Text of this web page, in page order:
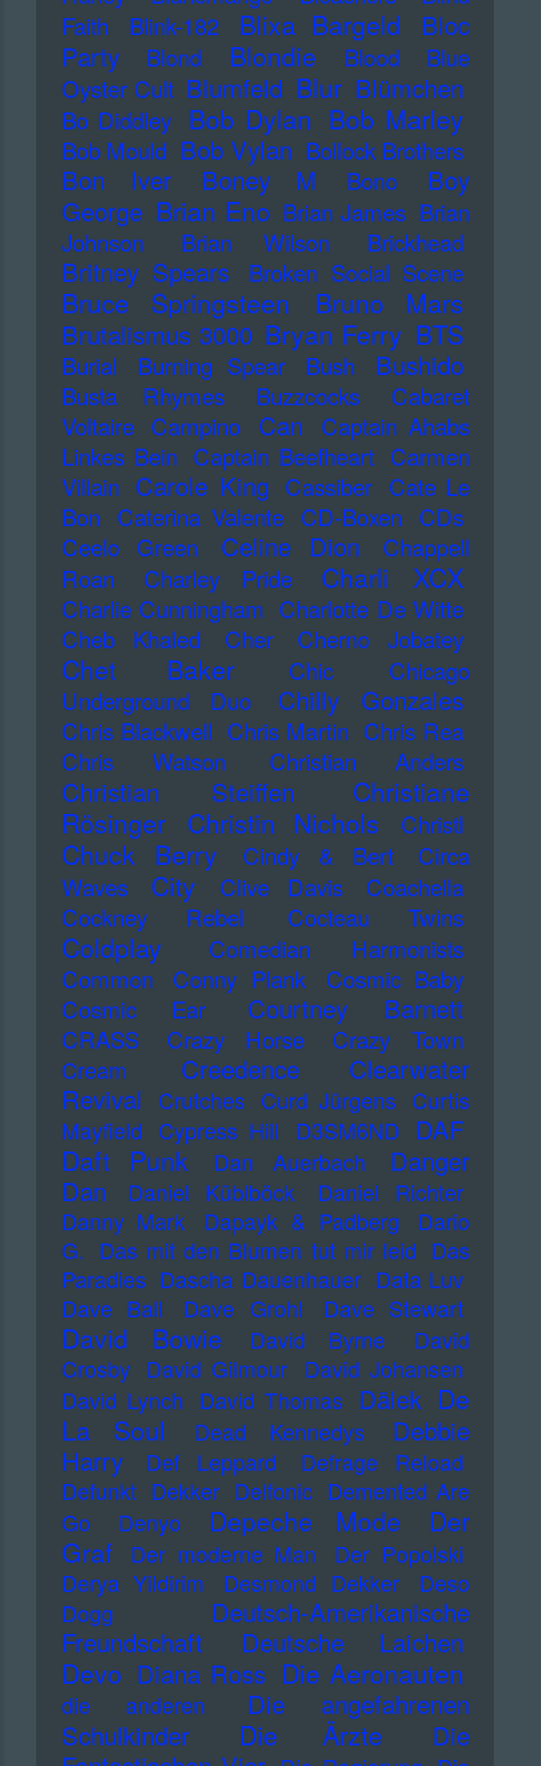
Faith
Blink-182 Blixa Bargeld
Bloc
Party
Blond Blondie Blood
Blue
Oyster Cult Blumfeld Blur Blümchen
Bo Diddley Bob Dylan Bob Marley
Bob Mould Bob Vylan Bollock Brothers
Bon Iver Boney M Bono
Boy
George Brian Eno Brian James Brian
Johnson
Brian Wilson Brickhead
Britney Spears Broken Social Scene
Bruce Springsteen Bruno Mars
Brutalismus 3000 Bryan Ferry BTS
Burial Burning Spear Bush Bushido
Busta Rhymes Buzzcocks
Cabaret
Voltaire Campino Can
Captain Ahabs
Linkes Bein Captain Beefheart Carmen
Villain Carole King Cassiber Cate Le
Bon
Caterina Valente CD-Boxen
CDs
Ceelo Green
Celine Dion
Chappell
Roan
Charley Pride Charli XCX
Charlie Cunningham Charlotte De Witte
Cheb Khaled
Cher Cherno Jobatey
Chet Baker Chic
Chicago
Underground Duo
Chilly Gonzales
Chris Blackwell Chris Martin Chris Rea
Chris Watson
Christian Anders
Christian Steiffen
Christiane
Rösinger
Christin Nichols Christl
Chuck Berry Cindy & Bert
Circa
Waves
City Clive Davis
Coachella
Cockney Rebel
Cocteau Twins
Coldplay
Comedian Harmonists
Common
Conny Plank
Cosmic Baby
Cosmic Ear
Courtney Barnett
CRASS Crazy Horse Crazy Town
Cream
Creedence Clearwater
Revival
Crutches Curd Jürgens Curtis
Mayfield Cypress Hill D3SM6ND DAF
Daft Punk Dan Auerbach
Danger
Dan
Daniel Küblböck
Daniel Richter
Danny Mark
Dapayk & Padberg
Dario
G. Das mit den Blumen tut mir leid Das
Paradies Dascha Dauenhauer Data Luv
Dave Ball
Dave Grohl Dave Stewart
David Bowie David Byrne
David
Crosby David Gilmour David Johansen
David Lynch David Thomas Dälek De
La Soul
Dead Kennedys
Debbie
Harry
Def Leppard
Defrage Reload
Defunkt Dekker Delfonic Demented Are
Go
Denyo Depeche Mode
Der
Graf
Der moderne Man
Der Popolski
Derya Yildirim
Desmond Dekker
Deso
Dogg
Deutsch-Amerikanische
Freundschaft
Deutsche Laichen
Devo Diana Ross Die Aeronauten
die anderen
Die angefahrenen
Schulkinder
Die Ärzte
Die